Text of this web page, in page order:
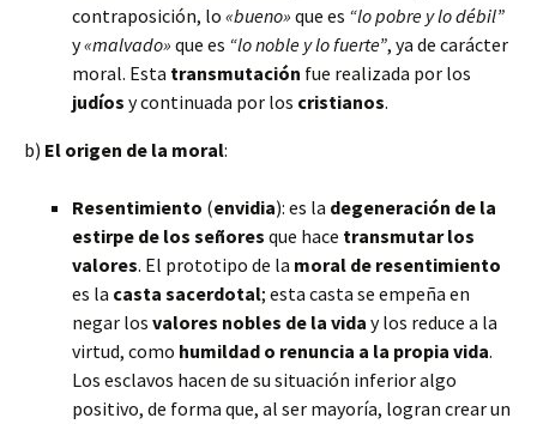
contraposición, lo «bueno» que es “lo pobre y lo débil”
y«malvado» que es “lo noble y lo fuerte”, ya de carácter
moral. Esta transmutación fue realizada por los
judíos y continuada por los cristianos.
b) El origen de la moral:
Resentimiento (envidia): es la degeneración de la
estirpe de los señores que hace transmutar los
valores. El prototipo de la moral de resentimiento
es la casta sacerdotal; esta casta se empeña en
negar los valores nobles de la vida y los reduce a la
virtud, como humildad o renuncia a la propia vida.
Los esclavos hacen de su situación inferior algo
positivo, de forma que, al ser mayoría, logran crear un